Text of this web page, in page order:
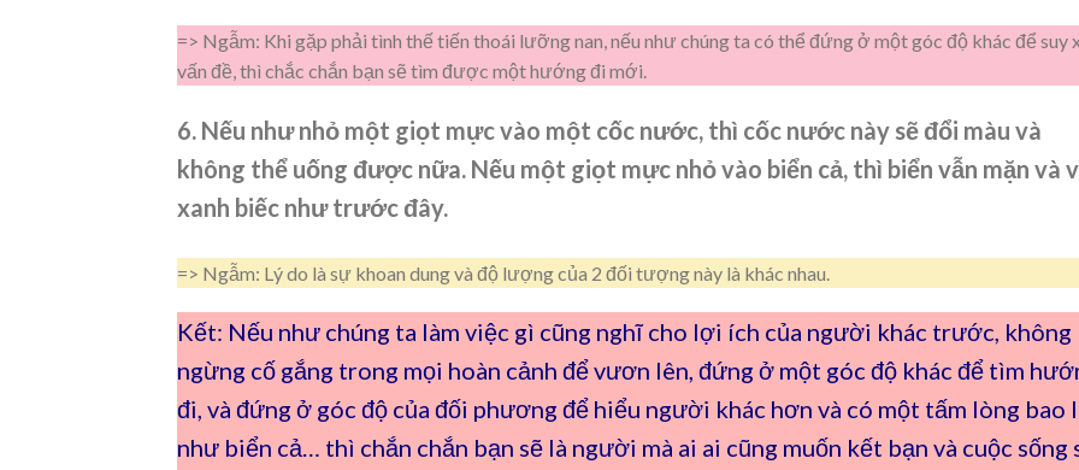
=> Ngẫm: Khi gặp phải tình thế tiến thoái lưỡng nan, nếu như chúng ta có thể đứng ở một góc độ khác để suy
vấn đề, thì chắc chắn bạn sẽ tìm được một hướng đi mới.
6. Nếu như nhỏ một giọt mực vào một cốc nước, thì cốc nước này sẽ đổi màu và
không thể uống được nữa. Nếu một giọt mực nhỏ vào biển cả, thì biển vẫn mặn và
xanh biếc như trước đây.
=> Ngẫm: Lý do là sự khoan dung và độ lượng của 2 đối tượng này là khác nhau.
Kết: Nếu như chúng ta làm việc gì cũng nghĩ cho lợi ích của người khác trước, không
ngừng cố gắng trong mọi hoàn cảnh để vươn lên, đứng ở một góc độ khác để tìm
đi, và đứng ở góc độ của đối phương để hiểu người khác hơn và có một tấm lòng bao
như biển cả… thì chắn chắn bạn sẽ là người mà ai ai cũng muốn kết bạn và cuộc sống